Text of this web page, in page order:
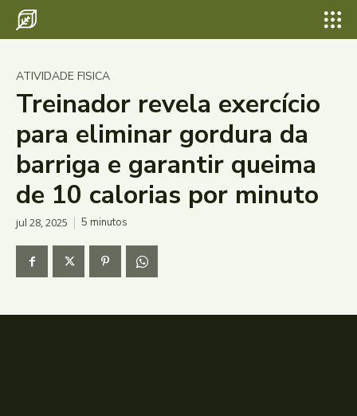
ATIVIDADE FISICA
Treinador revela exercício
para eliminar gordura da
barriga e garantir queima
de 10 calorias por minuto
jul 28, 2025 5 minutos